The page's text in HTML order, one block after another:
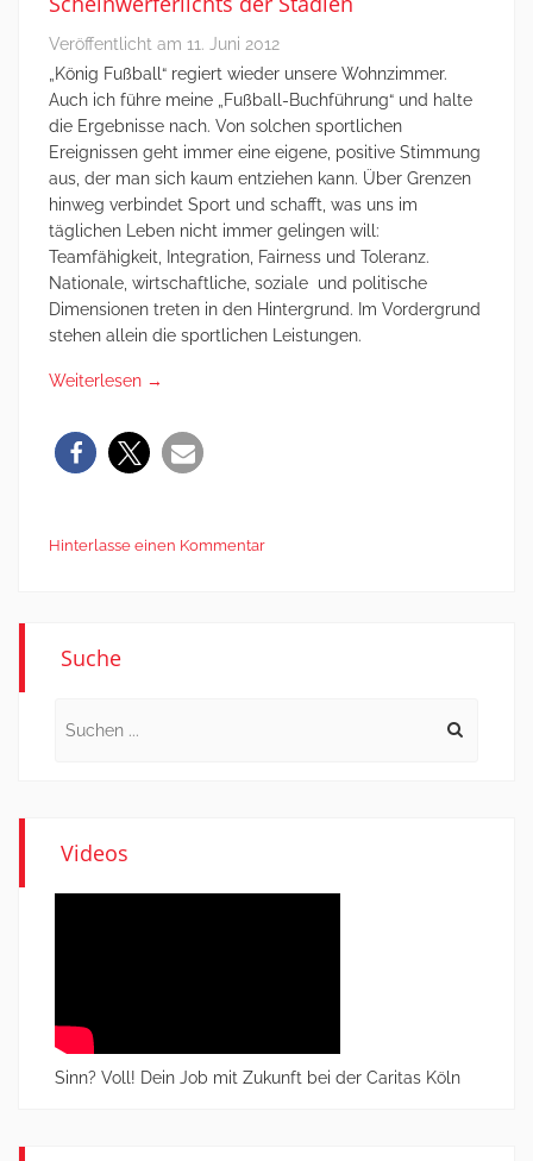
Veröffentlicht am 11. Juni 2012
„König Fußball“ regiert wieder unsere Wohnzimmer.
Auch ich führe meine „Fußball-Buchführung“ und halte
die Ergebnisse nach. Von solchen sportlichen
Ereignissen geht immer eine eigene, positive Stimmung
aus, der man sich kaum entziehen kann. Über Grenzen
hinweg verbindet Sport und schafft, was uns im
täglichen Leben nicht immer gelingen will:
Teamfähigkeit, Integration, Fairness und Toleranz.
Nationale, wirtschaftliche, soziale und politische
Dimensionen treten in den Hintergrund. Im Vordergrund
stehen allein die sportlichen Leistungen.
Weiterlesen →
Hinterlasse einen Kommentar
Suche
Videos
Sinn? Voll! Dein Job mit Zukunft bei der Caritas Köln